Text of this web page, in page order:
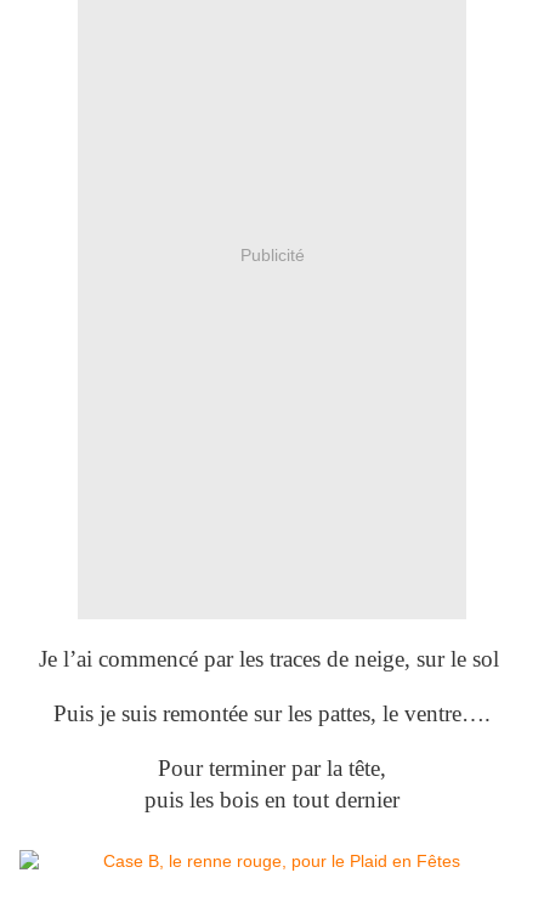
Publicité
Je l’ai commencé par les traces de neige, sur le sol
Puis je suis remontée sur les pattes, le ventre….
Pour terminer par la tête,
puis les bois en tout dernier